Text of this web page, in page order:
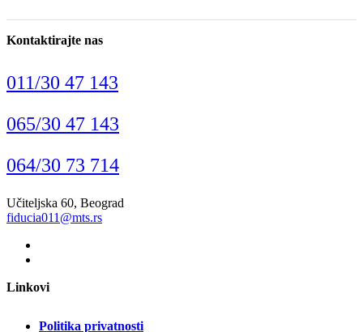
Kontaktirajte nas
011/30 47 143
065/30 47 143
064/30 73 714
Učiteljska 60, Beograd
fiducia011@mts.rs
Linkovi
Politika privatnosti